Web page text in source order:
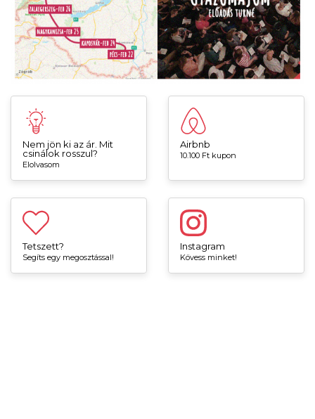
Nem jön ki az ár. Mit
csinálok rosszul?
Elolvasom
Airbnb
10.100 Ft kupon
Tetszett?
Segíts egy megosztással!
Instagram
Kövess minket!